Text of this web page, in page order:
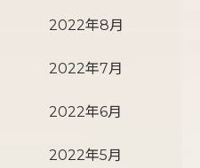
2022年8月
2022年7月
2022年6月
2022年5月